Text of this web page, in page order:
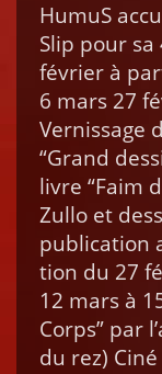
HumuS
Slip pour
févri­er à
6 mars 27
Vernissage
“Grand
livre “Faim
Zul­lo et
pub­li­ca­tion
tion du 27
12 mars à
Corps” par
du rez)